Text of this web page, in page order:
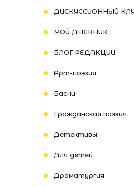
ДИСКУССИОННЫЙ
МОЙ ДНЕВНИК
БЛОГ РЕДАКЦИИ
Арт-поэзия
Басни
Гражданская поэзия
Детективы
Для детей
Драматургия